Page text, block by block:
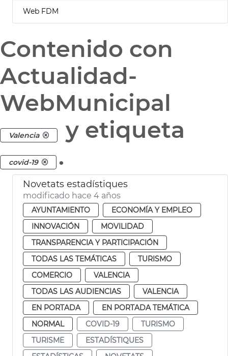
Web FDM
Contenido con
Actualidad-
WebMunicipal
Valencia y etiqueta
covid-19 .
Novetats estadístiques
modificado hace 4 años
AYUNTAMIENTO
ECONOMÍA Y EMPLEO
INNOVACIÓN
MOVILIDAD
TRANSPARENCIA Y PARTICIPACIÓN
TODAS LAS TEMÁTICAS
TURISMO
COMERCIO
VALENCIA
TODAS LAS AUDIENCIAS
VALENCIA
EN PORTADA
EN PORTADA TEMÁTICA
NORMAL
COVID-19
TURISMO
TURISME
ESTADÍSTIQUES